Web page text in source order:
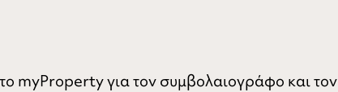
myProperty για τον συμβολαιογράφο και τον